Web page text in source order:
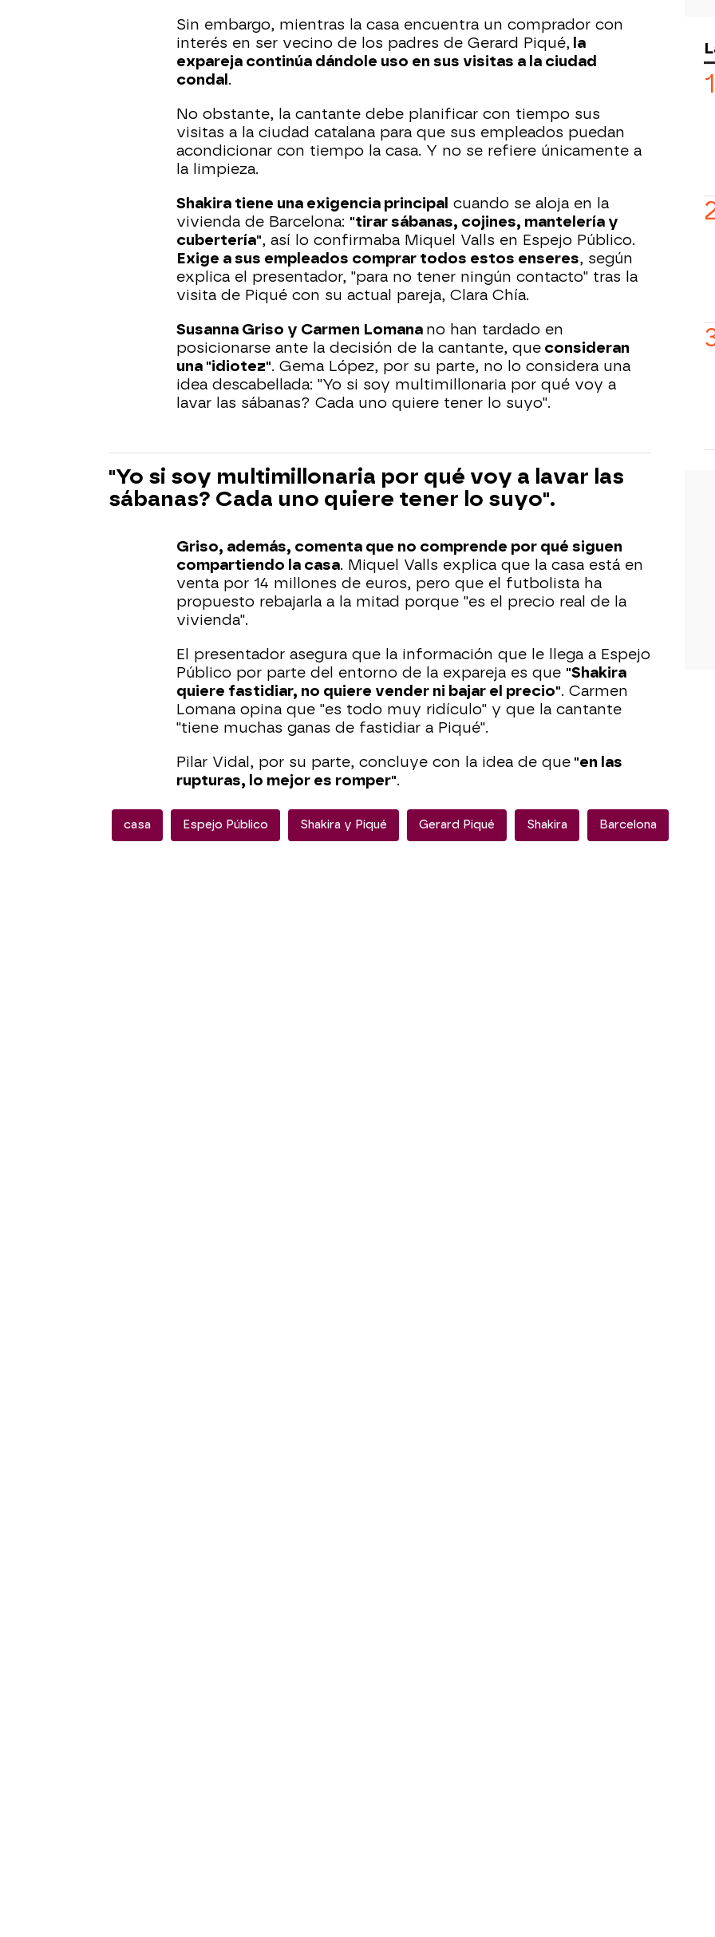
Sin embargo, mientras la casa encuentra un comprador con
interés en ser vecino de los padres de Gerard Piqué, la
expareja continúa dándole uso en sus visitas a la ciudad
condal .
No obstante, la cantante debe planificar con tiempo sus
visitas a la ciudad catalana para que sus empleados puedan
acondicionar con tiempo la casa. Y no se refiere únicamente a
la limpieza.
Shakira tiene una exigencia principal cuando se aloja en la
vivienda de Barcelona: "tirar sábanas, cojines, mantelería y
cubertería", así lo confirmaba Miquel Valls en Espejo Público.
Exige a sus empleados comprar todos estos enseres, según
explica el presentador, "para no tener ningún contacto" tras la
visita de Piqué con su actual pareja, Clara Chía.
Susanna Griso y Carmen Lomana no han tardado en
posicionarse ante la decisión de la cantante, que consideran
una "idiotez". Gema López, por su parte, no lo considera una
idea descabellada: "Yo si soy multimillonaria por qué voy a
lavar las sábanas? Cada uno quiere tener lo suyo".
"Yo si soy multimillonaria por qué voy a lavar las
sábanas? Cada uno quiere tener lo suyo".
Griso, además, comenta que no comprende por qué siguen
compartiendo la casa. Miquel Valls explica que la casa está en
venta por 14 millones de euros, pero que el futbolista ha
propuesto rebajarla a la mitad porque "es el precio real de la
vivienda".
El presentador asegura que la información que le llega a Espejo
Público por parte del entorno de la expareja es que "Shakira
quiere fastidiar, no quiere vender ni bajar el precio". Carmen
Lomana opina que "es todo muy ridículo" y que la cantante
"tiene muchas ganas de fastidiar a Piqué".
Pilar Vidal, por su parte, concluye con la idea de que "en las
rupturas, lo mejor es romper".
casa Espejo Público Shakira y Piqué Gerard Piqué Shakira Barcelona